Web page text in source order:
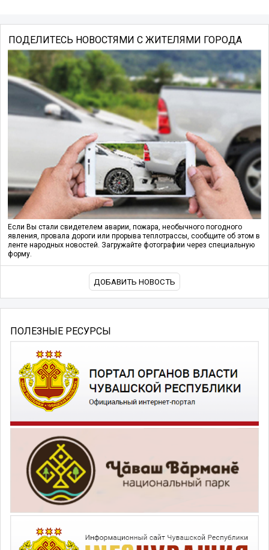
ПОДЕЛИТЕСЬ НОВОСТЯМИ С ЖИТЕЛЯМИ ГОРОДА
Если Вы стали свидетелем аварии, пожара, необычного погодного
явления, провала дороги или прорыва теплотрассы, сообщите об этом в
ленте народных новостей. Загружайте фотографии через специальную
форму.
ДОБАВИТЬ НОВОСТЬ
ПОЛЕЗНЫЕ РЕСУРСЫ